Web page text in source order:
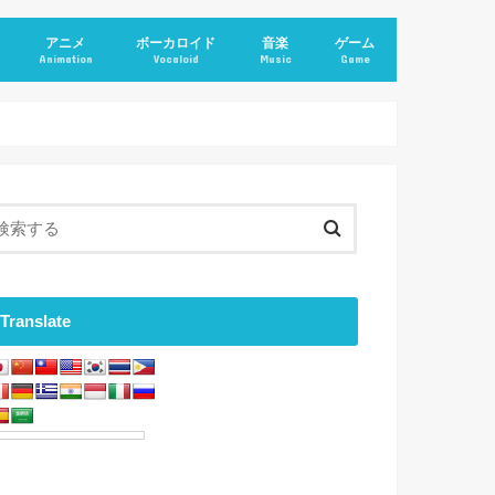
アニメ
Animation
ボーカロイド
Vocaloid
音楽
Music
ゲーム
Game
Translate